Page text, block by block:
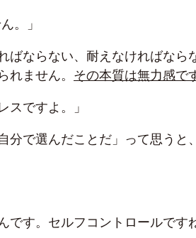
。」
ばならない、耐えなければなら
れません。 その本質は無力感で
スですよ。」
分で選んだことだ」って思うと
です。セルフコントロールです